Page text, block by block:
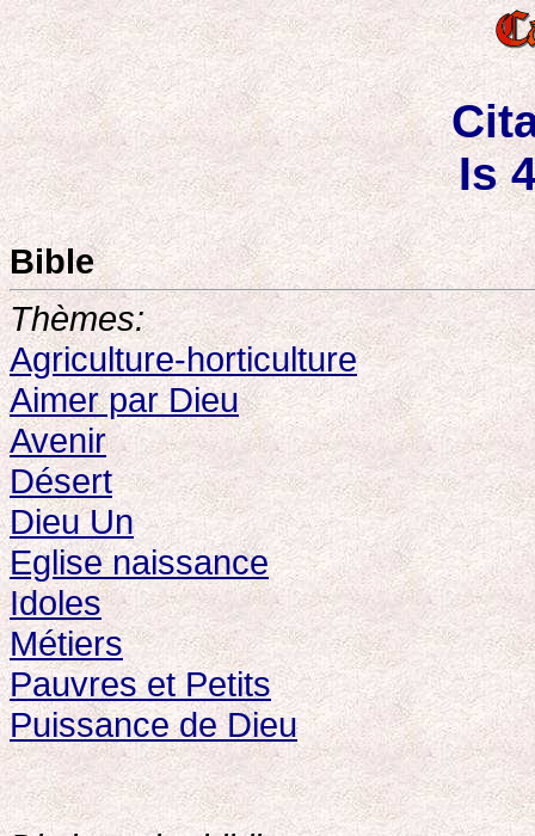
Is
Bible
Thèmes:
Agriculture-horticulture
Aimer par Dieu
Avenir
Désert
Dieu Un
Eglise naissance
Idoles
Métiers
Pauvres et Petits
Puissance de Dieu